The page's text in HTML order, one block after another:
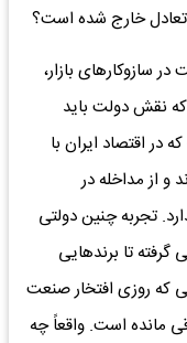
تعادل خارج شده است؟
سازوکارهای بازار،
نقش دولت باید
در اقتصاد ایران با
و از مداخله در
تجربه چنین دولتی
تا برندهایی
که روزی افتخار صنعت
مانده است. واقعاً چه